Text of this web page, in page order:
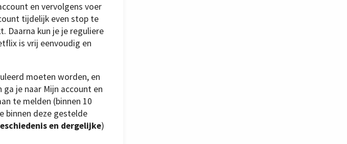
en vervolgens voer
tijdelijk even stop te
Daarna kun je je reguliere
is vrij eenvoudig en
moeten worden, en
je naar Mijn account en
te melden (binnen 10
binnen deze gestelde
en dergelijke)